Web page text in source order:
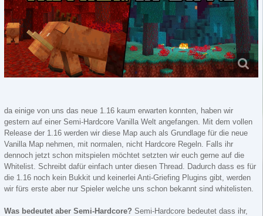
da einige von uns das neue 1.16 kaum erwarten konnten, haben wir
gestern auf einer Semi-Hardcore Vanilla Welt angefangen. Mit dem vollen
Release der 1.16 werden wir diese Map auch als Grundlage für die neue
Vanilla Map nehmen, mit normalen, nicht Hardcore Regeln. Falls ihr
dennoch jetzt schon mitspielen möchtet setzten wir euch gerne auf die
Whitelist. Schreibt dafür einfach unter diesen Thread. Dadurch dass es für
die 1.16 noch kein Bukkit und keinerlei Anti-Griefing Plugins gibt, werden
wir fürs erste aber nur Spieler welche uns schon bekannt sind whitelisten.
Was bedeutet aber Semi-Hardcore? Semi-Hardcore bedeutet dass ihr,